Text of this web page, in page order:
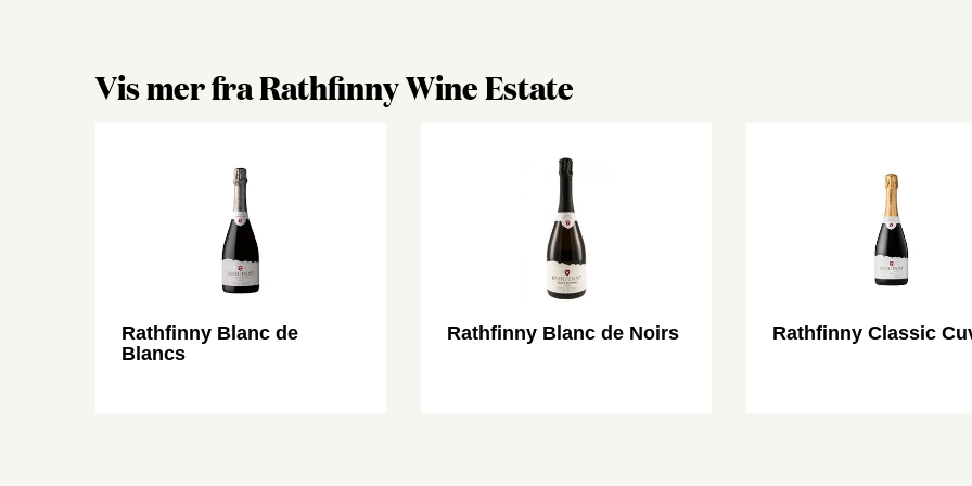
Vis mer fra Rathfinny Wine Estate
Rathfinny Blanc de
Blancs
Rathfinny Blanc de Noirs Rathfinny Classic